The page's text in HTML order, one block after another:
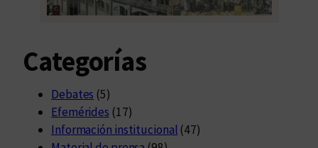
Categorías
Debates (5)
Efemérides (17)
Información institucional (47)